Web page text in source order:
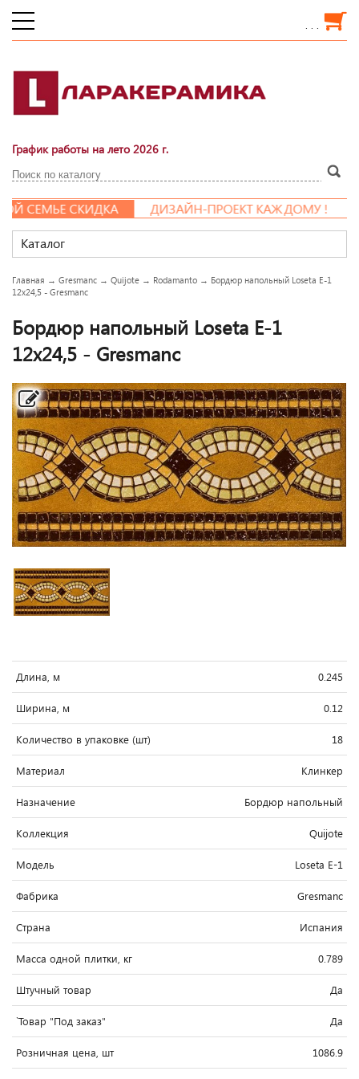
. . .
График работы на лето 2026 г.
СЕМЬЕ СКИДКА
ДИЗАЙН-ПРОЕКТ КАЖДОМУ !
Каталог
Главная → Gresmanc → Quijote → Rodamanto → Бордюр напольный Loseta E-1
12x24,5 - Gresmanc
Бордюр напольный Loseta E-1
12x24,5 - Gresmanc
Длина, м 0.245
Ширина, м 0.12
Количество в упаковке (шт) 18
Материал Клинкер
Назначение Бордюр напольный
Коллекция Quijote
Модель Loseta E-1
Фабрика Gresmanc
Страна Испания
Масса одной плитки, кг 0.789
Штучный товар Да
`Товар "Под заказ" Да
Розничная цена, шт 1086.9